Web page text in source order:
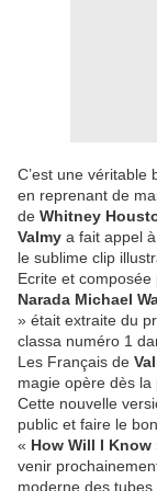
C’est une
en reprenant de
de Whitney
Valmy a fait appel à
le sublime clip
Ecrite et composée
Narada Michael
» était extraite du
classa numéro 1
Les Français de
magie opère dès la
Cette nouvelle
public et faire le
« How Will I Know
venir
moderne des tubes